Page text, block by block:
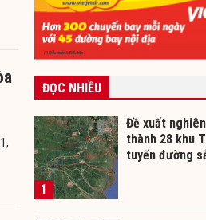
ĐỌC NHIỀU
1
Đề xuất
thành 28 khu
tuyến đường